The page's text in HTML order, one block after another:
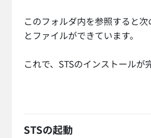
このフォルダ内を参照すると
とファイルができています。
これで、STSのインストールが
STSの起動